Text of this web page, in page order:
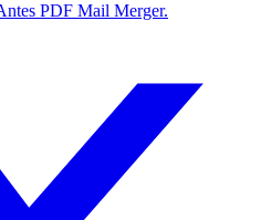
PDF Mail Merger.